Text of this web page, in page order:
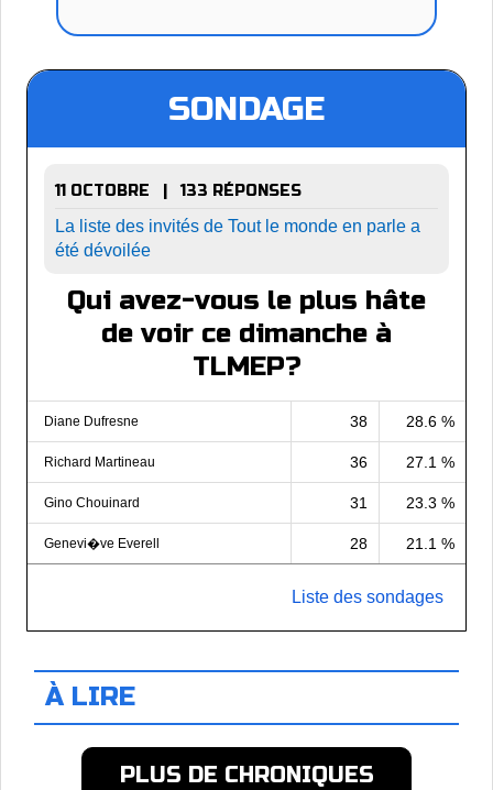
SONDAGE
11 OCTOBRE | 133 RÉPONSES
La liste des invités de Tout le monde en parle a
été dévoilée
Qui avez-vous le plus hâte
de voir ce dimanche à
TLMEP?
Diane Dufresne 38 28.6 %
Richard Martineau 36 27.1 %
Gino Chouinard 31 23.3 %
Genevi�ve Everell 28 21.1 %
Liste des sondages
À LIRE
PLUS DE CHRONIQUES